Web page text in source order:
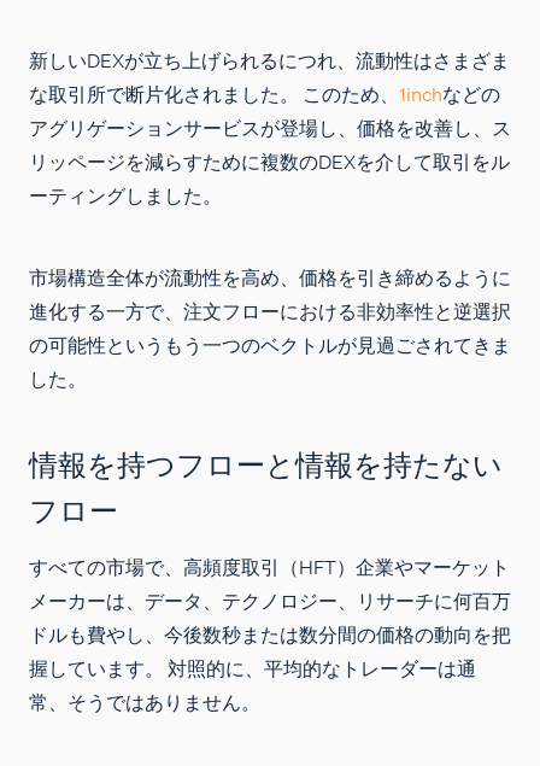
新しいDEXが立ち上げられるにつれ、流動性はさまざま
な取引所で断片化されました。 このため、 1inchなどの
アグリゲーションサービスが登場し、価格を改善し、ス
リッページを減らすために複数のDEXを介して取引をル
ーティングしました。
市場構造全体が流動性を高め、価格を引き締めるように
進化する一方で、注文フローにおける非効率性と逆選択
の可能性というもう一つのベクトルが見過ごされてきま
した。
情報を持つフローと情報を持たない
フロー
すべての市場で、高頻度取引（HFT）企業やマーケット
メーカーは、データ、テクノロジー、リサーチに何百万
ドルも費やし、今後数秒または数分間の価格の動向を把
握しています。 対照的に、平均的なトレーダーは通
常、そうではありません。